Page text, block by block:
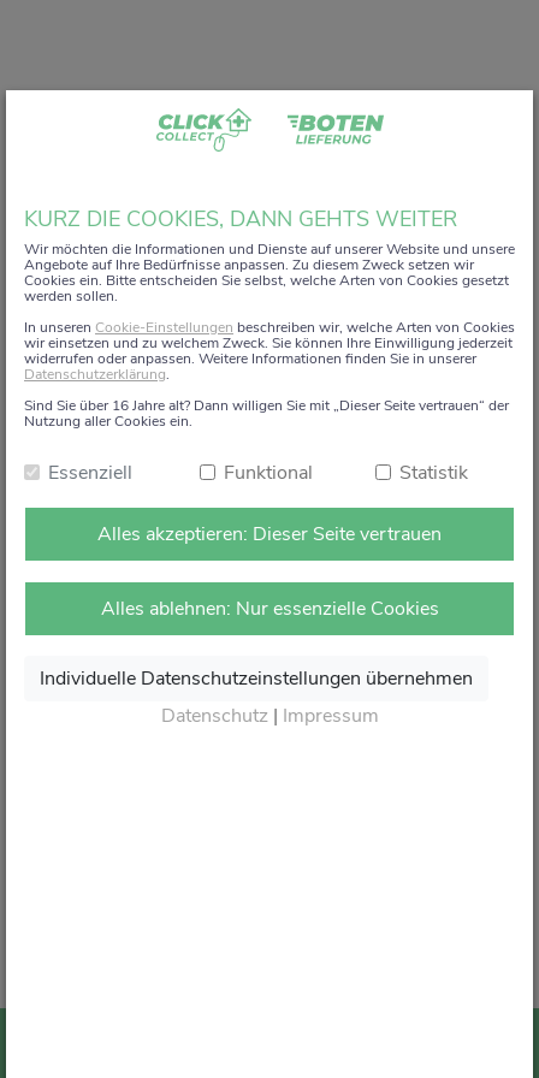
Liebe Kundin, lieber Kunde,
vielen Dank, dass Sie unser digitalesZACK+DA!
Aktionsregal genutzt haben.
Wir haben uns sehr gefreut, Sie auf diesem Weg begleiten
zu dürfen.
Dieses Angebot wird zum 15. Januar 2026 eingestellt.
Ab dem 16. Januar 2026 stehen die Online-
nicht mehr zur Verfügung.
Natürlich sind wir weiterhin persönlich für Sie da. Direkt
vor Ort in Ihrer Apotheke.
attraktive Angebote und den besten Service rund um Ihre
Danke für Ihr Vertrauen.
KURZ DIE COOKIES, DANN GEHTS WEITER
Wir möchten die Informationen und Dienste auf unserer Website und unsere
Angebote auf Ihre Bedürfnisse anpassen. Zu diesem Zweck setzen wir
Cookies ein. Bitte entscheiden Sie selbst, welche Arten von Cookies gesetzt
werden sollen.
In unseren Cookie-Einstellungen beschreiben wir, welche Arten von Cookies
wir einsetzen und zu welchem Zweck. Sie können Ihre Einwilligung jederzeit
widerrufen oder anpassen. Weitere Informationen finden Sie in unserer
Datenschutzerklärung.
Sind Sie über 16 Jahre alt? Dann willigen Sie mit „Dieser Seite vertrauen“ der
Nutzung aller Cookies ein.
Essenziell Funktional Statistik
Alles akzeptieren: Dieser Seite vertrauen
Alles ablehnen: Nur essenzielle Cookies
Individuelle Datenschutzeinstellungen übernehmen
Datenschutz| Impressum